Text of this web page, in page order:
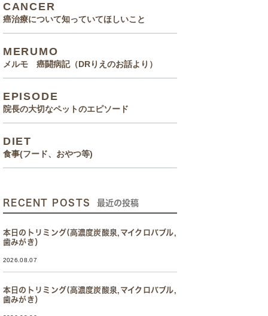
CANCER
癌治療について知っていてほしいこと
MERUMO
メルモ 癌闘病記（DRりえのお話より）
EPISODE
院長の大切なペットのエピソード
DIET
食事(フード、おやつ等)
RECENT POSTS 最近の投稿
本日のトリミング(高濃度炭酸泉,マイクロバブル,
歯みがき）
2026.08.07
本日のトリミング(高濃度炭酸泉,マイクロバブル,
歯みがき）